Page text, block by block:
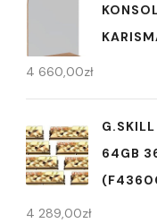
4 660,00zł
64GB
4 289,00zł